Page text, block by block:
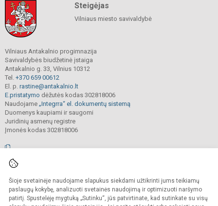
Šioje svetainėje naudojame slapukus siekdami užtikrinti jums teikiamų
paslaugų kokybę, analizuoti svetainės naudojimą ir optimizuoti naršymo
patirtį. Spustelėję mygtuką „Sutinku“, jūs patvirtinate, kad sutinkate su visų
Steigėjas
Vilniaus miesto savivaldybė
Vilniaus Antakalnio progimnazija
Savivaldybės biudžetinė įstaiga
Antakalnio g. 33, Vilnius 10312
Tel. +370 659 00612
El. p. rastine@antakalnio.lt
E.pristatymo dėžutės kodas 302818006
Naudojame „Integrra“ el. dokumentų sistemą
Duomenys kaupiami ir saugomi
Juridinių asmenų registre
Įmonės kodas 302818006
Kopijuoti, cituoti ar kitaip atvaizduoti internetinės svetainės turinį be raštiško
mokyklos vadovų sutikimo yra draudžiama.
Prieinamumo paraiška Slapukų valdymas